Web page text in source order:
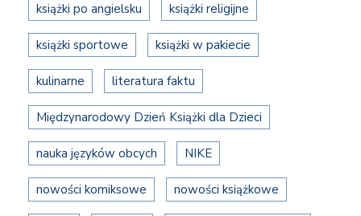
książki po angielsku książki religijne
książki sportowe książki w pakiecie
kulinarne literatura faktu
Międzynarodowy Dzień Książki dla Dzieci
nauka języków obcych NIKE
nowości komiksowe nowości książkowe